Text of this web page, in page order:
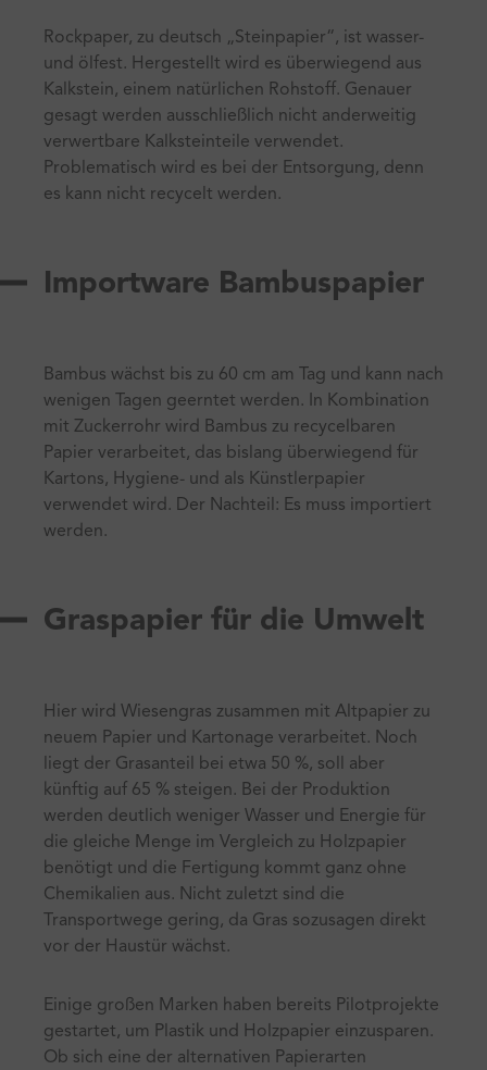
Rockpaper, zu deutsch „Steinpapier“, ist wasser-
und ölfest. Hergestellt wird es überwiegend aus
Kalkstein, einem natürlichen Rohstoff. Genauer
gesagt werden ausschließlich nicht anderweitig
verwertbare Kalksteinteile verwendet.
Problematisch wird es bei der Entsorgung, denn
es kann nicht recycelt werden.
Importware Bambuspapier
Bambus wächst bis zu 60 cm am Tag und kann nach
wenigen Tagen geerntet werden. In Kombination
mit Zuckerrohr wird Bambus zu recycelbaren
Papier verarbeitet, das bislang überwiegend für
Kartons, Hygiene- und als Künstlerpapier
verwendet wird. Der Nachteil: Es muss importiert
werden.
Graspapier für die Umwelt
Hier wird Wiesengras zusammen mit Altpapier zu
neuem Papier und Kartonage verarbeitet. Noch
liegt der Grasanteil bei etwa 50 %, soll aber
künftig auf 65 % steigen. Bei der Produktion
werden deutlich weniger Wasser und Energie für
die gleiche Menge im Vergleich zu Holzpapier
benötigt und die Fertigung kommt ganz ohne
Chemikalien aus. Nicht zuletzt sind die
Transportwege gering, da Gras sozusagen direkt
vor der Haustür wächst.
Einige großen Marken haben bereits Pilotprojekte
gestartet, um Plastik und Holzpapier einzusparen.
Ob sich eine der alternativen Papierarten